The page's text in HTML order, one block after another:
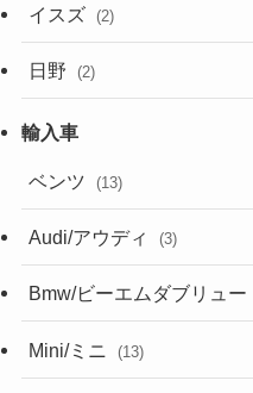
イスズ (2)
日野 (2)
ベンツ (13)
Audi/アウディ (3)
Bmw/ビーエムダブリュー
Mini/ミニ (13)